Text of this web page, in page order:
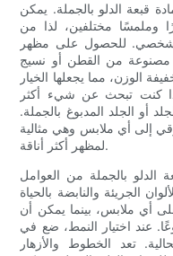
قبعة الدلو بالجملة. يمكن
وملمسًا مختلفين، لذا من
للحصول على مظهر
مصنوعة من القطن أو نسيج
الوزن، مما يجعلها الخيار
كنت تبحث عن شيء أكثر
أو الجلد المدبوغ بالجملة.
إلى أي ملابس وهي مثالية
لمظهر أكثر أناقة.
الدلو بالجملة من العوامل
الجريئة والنابضة بالحياة
أي ملابس، بينما يمكن أن
عند اختيار النمط، ضع في
تعد الخطوط والأزهار